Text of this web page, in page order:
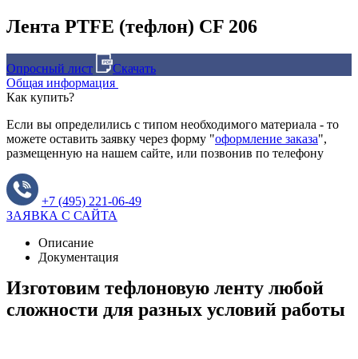
Лента PTFE (тефлон) CF 206
Опросный лист
Скачать
Общая информация
Как купить?
Если вы определились с типом необходимого материала - то
можете оставить заявку через форму "оформление заказа",
размещенную на нашем сайте, или позвонив по телефону
+7 (495) 221-06-49
ЗАЯВКА С САЙТА
Описание
Документация
Изготовим тефлоновую ленту любой
сложности для разных условий работы